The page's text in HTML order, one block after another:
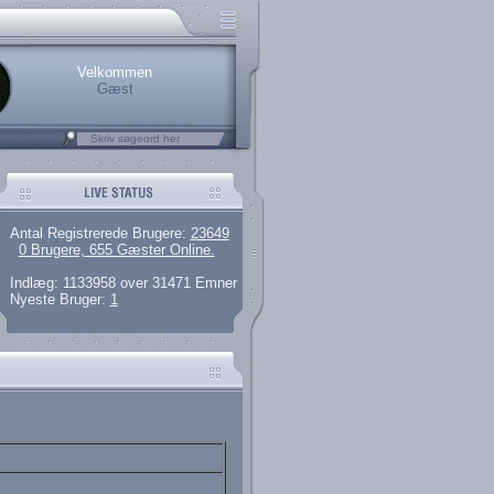
brugere
artikler og 135 guides
her.
Velkommen
Gæst
Antal Registrerede Brugere: 23649
0 Brugere, 655 Gæster Online.
Indlæg: 1133958 over 31471 Emner
Nyeste Bruger: 1